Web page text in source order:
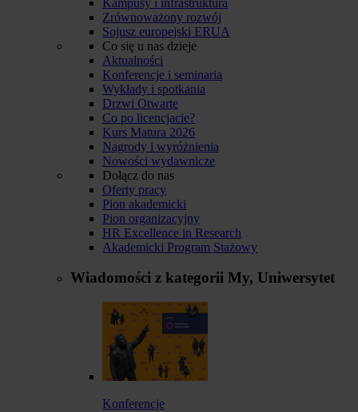
Zrównoważony rozwój
Sojusz europejski ERUA
Co się u nas dzieje
Aktualności
Konferencje i seminaria
Wykłady i spotkania
Drzwi Otwarte
Co po licencjacie?
Kurs Matura 2026
Nagrody i wyróżnienia
Nowości wydawnicze
Dołącz do nas
Oferty pracy
Pion akademicki
Pion organizacyjny
HR Excellence in Research
Akademicki Program Stażowy
Wiadomości z kategorii My, Uniwersytet
Konferencje